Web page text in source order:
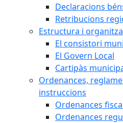
Declaracions
Retribucions
Estructura i
El consistori
El Govern Local
Cartipàs
Ordenances,
instruccions
Ordenances
Ordenances